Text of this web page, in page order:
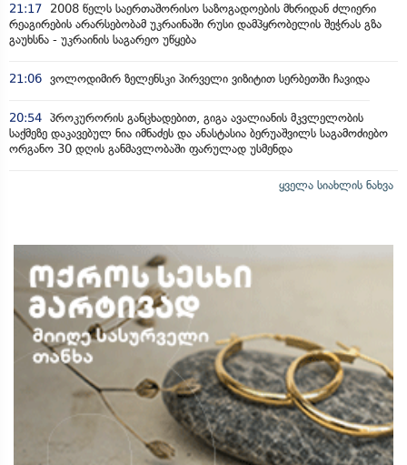
21:17
2008 წელს საერთაშორისო საზოგადოების მხრიდან ძლიერი
რეაგირების არარსებობამ უკრაინაში რუსი დამპყრობელის შეჭრას გზა
გაუხსნა - უკრაინის საგარეო უწყება
21:06 ვოლოდიმირ ზელენსკი პირველი ვიზიტით სერბეთში ჩავიდა
20:54 პროკურორის განცხადებით, გიგა ავალიანის მკვლელობის
საქმეზე დაკავებულ ნია იმნაძეს და ანასტასია ბერუაშვილს საგამოძიებო
ორგანო 30 დღის განმავლობაში ფარულად უსმენდა
ყველა სიახლის ნახვა